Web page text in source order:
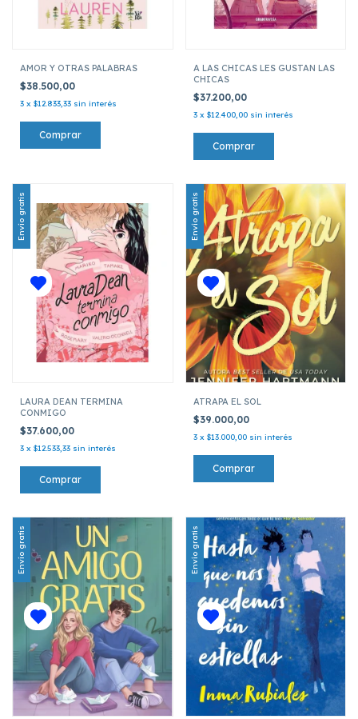
AMOR Y OTRAS PALABRAS
$38.500,00
3 x $12.833,33 sin interés
A LAS CHICAS LES GUSTAN LAS
CHICAS
$37.200,00
3 x $12.400,00 sin interés
Envío gratis
LAURA DEAN TERMINA
CONMIGO
$37.600,00
3 x $12.533,33 sin interés
Envío gratis
ATRAPA EL SOL
$39.000,00
3 x $13.000,00 sin interés
Envío gratis Envío gratis